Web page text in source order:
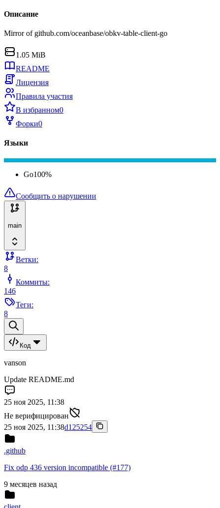
Описание
Mirror of github.com/oceanbase/obkv-table-client-go
1.05 MiB
README
Лицензия
Правила участия
В избранном0
Форки0
Языки
Go100%
Сообщить о нарушении
main
Ветки:
8
Коммиты:
146
Теги:
8
Код
vanson
Update README.md
25 ноя 2025, 11:38
Не верифицирован
25 ноя 2025, 11:38d125254
.github
Fix odp 436 version incompatible (#177)
9 месяцев назад